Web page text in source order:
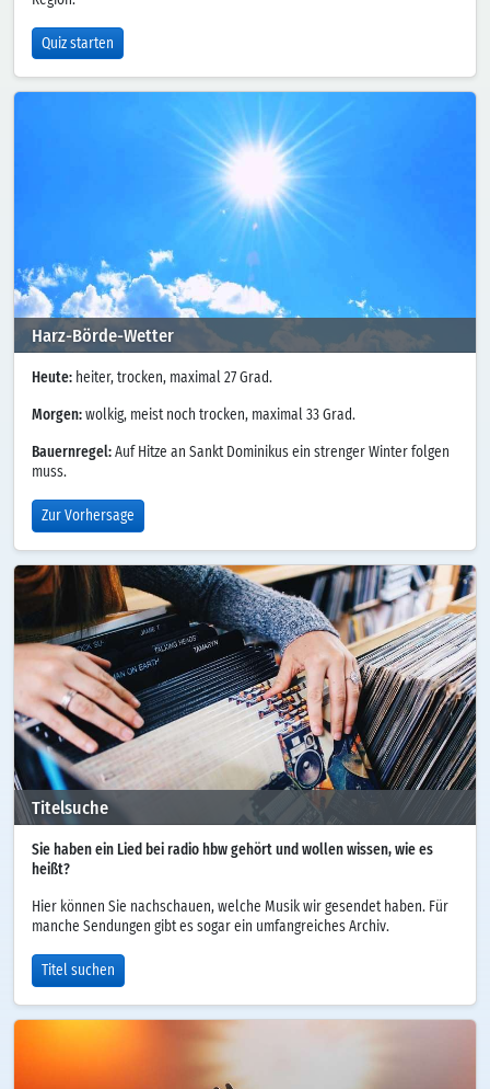
Quiz starten
Harz-Börde-Wetter
Heute: heiter, trocken, maximal 27 Grad.
Morgen: wolkig, meist noch trocken, maximal 33 Grad.
Bauernregel: Auf Hitze an Sankt Dominikus ein strenger Winter folgen
muss.
Zur Vorhersage
Titelsuche
Sie haben ein Lied bei radio hbw gehört und wollen wissen, wie es
heißt?
Hier können Sie nachschauen, welche Musik wir gesendet haben. Für
manche Sendungen gibt es sogar ein umfangreiches Archiv.
Titel suchen